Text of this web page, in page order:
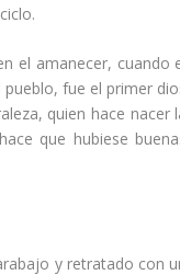
el amanecer, cuando
fue el primer
quien hace nacer
que hubiese
y retratado con